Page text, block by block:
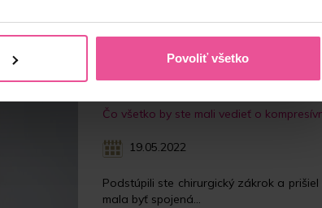
Povoliť všetko
25,90€
Čo všetko by ste mali vedieť o
19.05.2022
Podstúpili ste chirurgický zákrok a
mala byť spojená...